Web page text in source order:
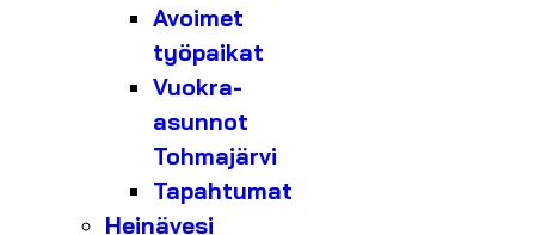
Avoimet
työpaikat
Vuokra-
asunnot
Tohmajärvi
Tapahtumat
Heinävesi